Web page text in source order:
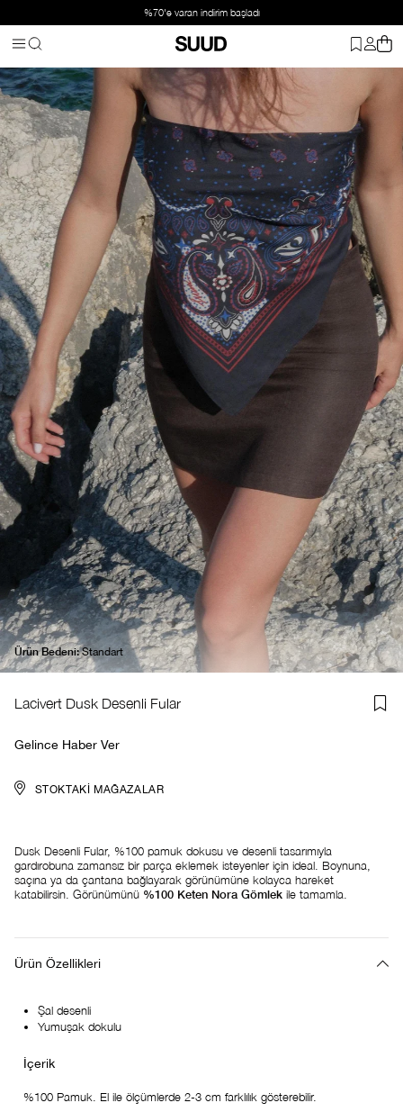
%70'e varan indirim başladı
Lacivert Dusk Desenli Fular
Ürün Bedeni:Standart
Lacivert Dusk Desenli Fular
Gelince Haber Ver
STOKTAKI MAĞAZALAR
Dusk Desenli Fular, %100 pamuk dokusu ve desenli tasarımıyla
gardırobuna zamansız bir parça eklemek isteyenler için ideal. Boynuna,
saçına ya da çantana bağlayarak görünümüne kolayca hareket
katabilirsin. Görünümünü %100 Keten Nora Gömlek ile tamamla.
Ürün Özellikleri
Şal desenli
Yumuşak dokulu
%100 Pamuk. El ile ölçümlerde 2-3 cm farklılık gösterebilir.